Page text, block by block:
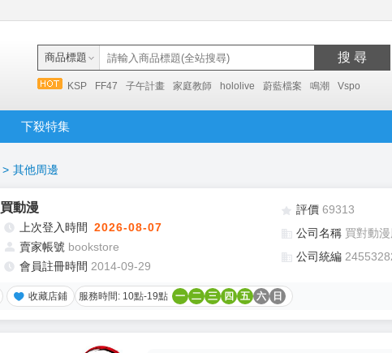
商品標題 搜 尋
KSP FF47 子午計畫 家庭教師 hololive 蔚藍檔案 鳴潮 Vspo
下殺特集
> 其他周邊
買動漫
上次登入時間 2026-08-07
賣家帳號 bookstore
會員註冊時間 2014-09-29
評價 69313
公司名稱 買對動
公司統編
收藏店鋪 服務時間: 10點-19點 一 二 三 四 五 六 日